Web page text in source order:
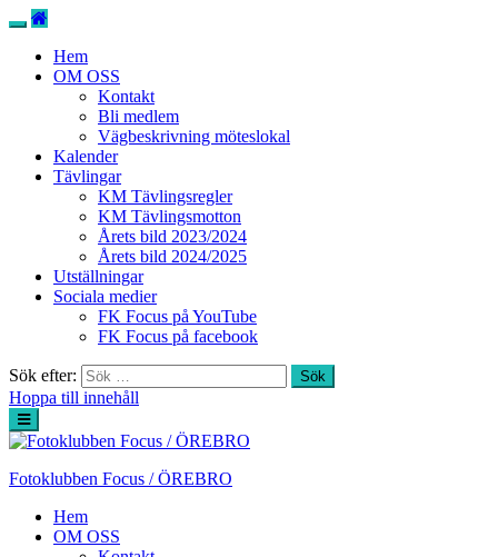
Hem
OM OSS
Kontakt
Bli medlem
Vägbeskrivning möteslokal
Kalender
Tävlingar
KM Tävlingsregler
KM Tävlingsmotton
Årets bild 2023/2024
Årets bild 2024/2025
Utställningar
Sociala medier
FK Focus på YouTube
FK Focus på facebook
Sök efter:
Hoppa till innehåll
Fotoklubben Focus / ÖREBRO
Hem
OM OSS